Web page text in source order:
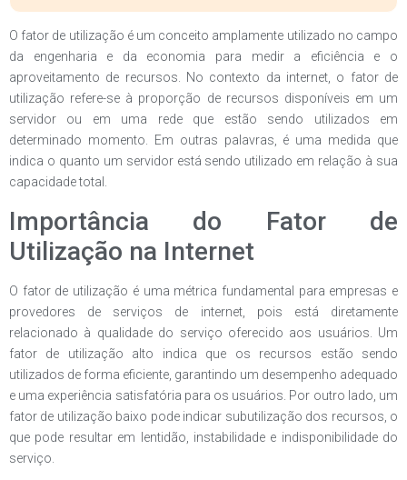
O fator de utilização é um conceito amplamente utilizado no campo
da engenharia e da economia para medir a eficiência e o
aproveitamento de recursos. No contexto da internet, o fator de
utilização refere-se à proporção de recursos disponíveis em um
servidor ou em uma rede que estão sendo utilizados em
determinado momento. Em outras palavras, é uma medida que
indica o quanto um servidor está sendo utilizado em relação à sua
capacidade total.
Importância do Fator de
Utilização na Internet
O fator de utilização é uma métrica fundamental para empresas e
provedores de serviços de internet, pois está diretamente
relacionado à qualidade do serviço oferecido aos usuários. Um
fator de utilização alto indica que os recursos estão sendo
utilizados de forma eficiente, garantindo um desempenho adequado
e uma experiência satisfatória para os usuários. Por outro lado, um
fator de utilização baixo pode indicar subutilização dos recursos, o
que pode resultar em lentidão, instabilidade e indisponibilidade do
serviço.